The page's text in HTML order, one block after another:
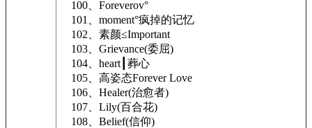
100、Foreverov°
101、moment°疯掉的记忆
102、素颜≤Important
103、Grievance(委屈)
104、heart┃葬心
105、高姿态Forever Love
106、Healer(治愈者)
107、Lily(百合花)
108、Belief(信仰)